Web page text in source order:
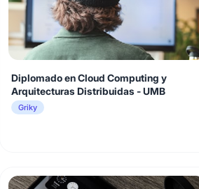
Diplomado en Cloud Computing y
Arquitecturas Distribuidas - UMB
Griky